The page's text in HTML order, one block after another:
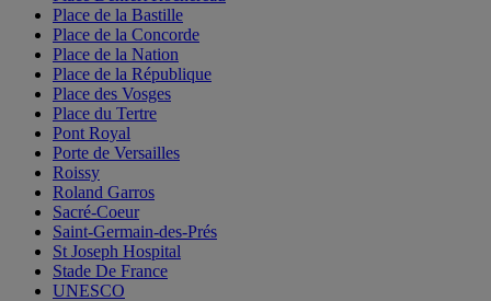
Place de la Bastille
Place de la Concorde
Place de la Nation
Place de la République
Place des Vosges
Place du Tertre
Pont Royal
Porte de Versailles
Roissy
Roland Garros
Sacré-Coeur
Saint-Germain-des-Prés
St Joseph Hospital
Stade De France
UNESCO